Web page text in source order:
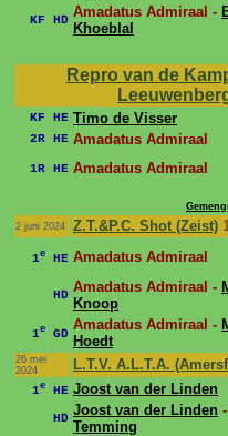
KF HD Amadatus Admiraal -
Khoeblal
Repro van de
KF HE Timo de Visser
2R HE Amadatus Admiraal
1R HE Amadatus Admiraal
2 juni 2024
Z.T.&P.C. Shot (Zeist)
1e HE Amadatus Admiraal
HD Amadatus Admiraal -
Knoop
1e GD
Amadatus Admiraal -
Hoedt
26 mei
2024
L.T.V. A.L.T.A.
1e HE Joost van der Linden
HD Joost van der Linden -
Temming